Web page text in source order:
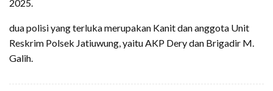
2025.
dua polisi yang terluka merupakan Kanit dan anggota Unit
Reskrim Polsek Jatiuwung, yaitu AKP Dery dan Brigadir M.
Galih.